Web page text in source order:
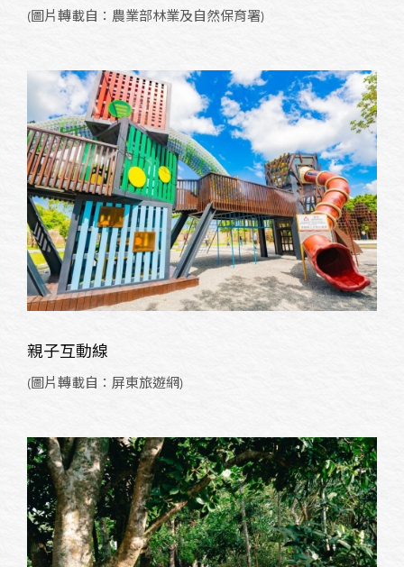
(圖片轉載自：農業部林業及自然保育署)
親子互動線
(圖片轉載自：屏東旅遊網)